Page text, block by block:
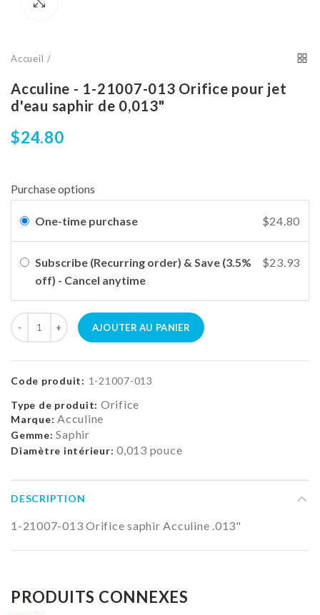
Accueil
Acculine - 1-21007-013 Orifice pour jet
d'eau saphir de 0,013"
$24.80
Purchase options
One-time purchase $24.80
Subscribe (Recurring order) & Save (3.5%
off) - Cancel anytime
$23.93
AJOUTER AU PANIER
Code produit: 1-21007-013
Type de produit: Orifice
Marque: Acculine
Gemme: Saphir
Diamètre intérieur: 0,013 pouce
DESCRIPTION
1-21007-013 Orifice saphir Acculine .013"
PRODUITS CONNEXES